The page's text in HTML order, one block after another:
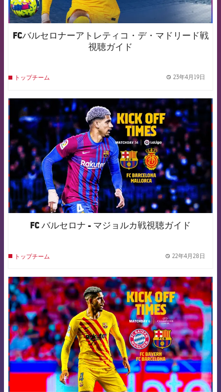
FCバルセロナーアトレティコ・デ・マドリード戦
視聴ガイド
トップチーム 23年4月19日
FCB Barcelona badge
FC バルセロナ - マジョルカ戦視聴ガイド
トップチーム 22年4月28日
FCB Barcelona badge